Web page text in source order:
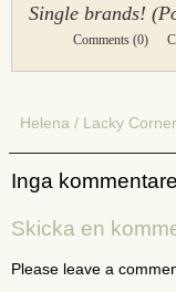
Single brands!
Comments (0)
Helena / Lacky Corner
Inga
Skicka en
Please leave a